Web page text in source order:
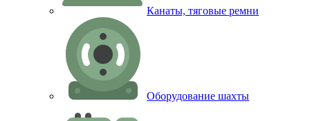
Канаты, тяговые ремни
Оборудование шахты